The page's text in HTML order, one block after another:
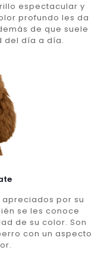
espectacular y
profundo les da
de que suele
del día a día.
apreciados por su
se les conoce
de su color. Son
con un aspecto